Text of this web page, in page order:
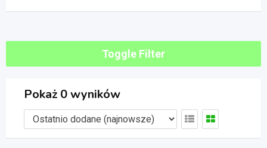
Toggle Filter
Pokaż 0 wyników